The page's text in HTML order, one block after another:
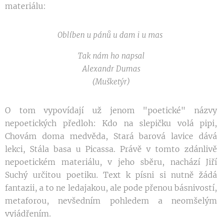
materiálu:
Oblíben u pánů u dam i u mas
Tak nám ho napsal
Alexandr Dumas
(Mušketýr)
O tom vypovídají už jenom "poetické" názvy
nepoetických předloh: Kdo na slepičku volá pipi,
Chovám doma medvěda, Stará barová lavice dává
lekci, Stála basa u Picassa. Právě v tomto zdánlivě
nepoetickém materiálu, v jeho sběru, nachází Jiří
Suchý určitou poetiku. Text k písni si nutně žádá
fantazii, a to ne ledajakou, ale pode­ přenou básnivostí,
metaforou, nevšedním pohledem a ne­omšelým
vyjádřením.